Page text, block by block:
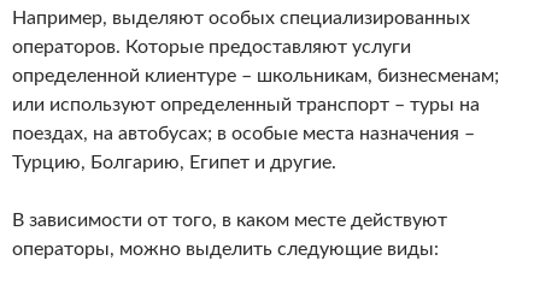
Например, выделяют особых специализированных
операторов. Которые предоставляют услуги
определенной клиентуре – школьникам, бизнесменам;
или используют определенный транспорт – туры на
поездах, на автобусах; в особые места назначения –
Турцию, Болгарию, Египет и другие.
В зависимости от того, в каком месте действуют
операторы, можно выделить следующие виды: